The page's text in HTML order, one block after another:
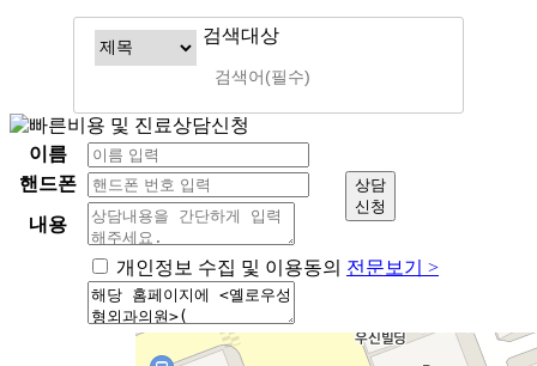
검색대상
이름
상담
신청
핸드폰
내용
개인정보 수집 및 이용동의 전문보기 >